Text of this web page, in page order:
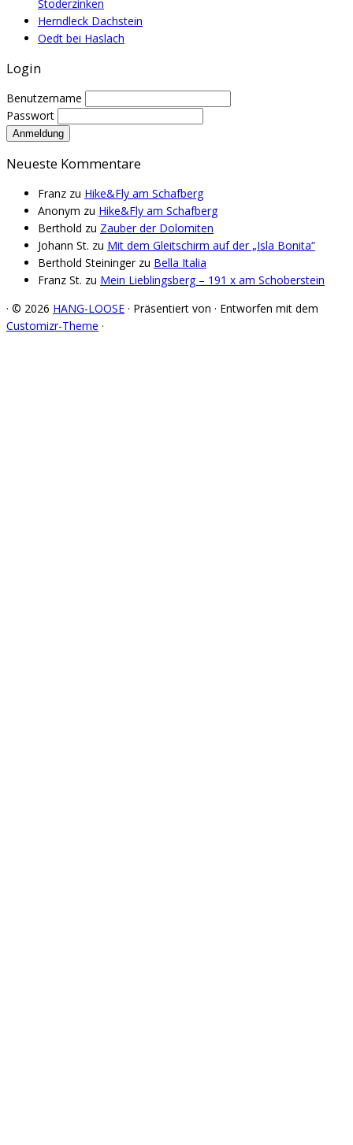
Stoderzinken
Herndleck Dachstein
Oedt bei Haslach
Login
Benutzername
Passwort
Neueste Kommentare
Franz zu Hike&Fly am Schafberg
Anonym zu Hike&Fly am Schafberg
Berthold zu Zauber der Dolomiten
Johann St. zu Mit dem Gleitschirm auf der „Isla Bonita“
Berthold Steiningerzu Bella Italia
Franz St. zu Mein Lieblingsberg – 191 x am Schoberstein
· © 2026 HANG-LOOSE · Präsentiert von · Entworfen mit dem
Customizr-Theme ·